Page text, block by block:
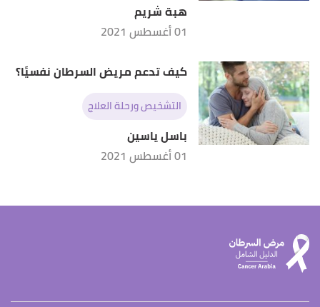
هبة شريم
01 أغسطس 2021
كيف تدعم مريض السرطان نفسيًا؟
التشخيص ورحلة العلاج
باسل ياسين
01 أغسطس 2021